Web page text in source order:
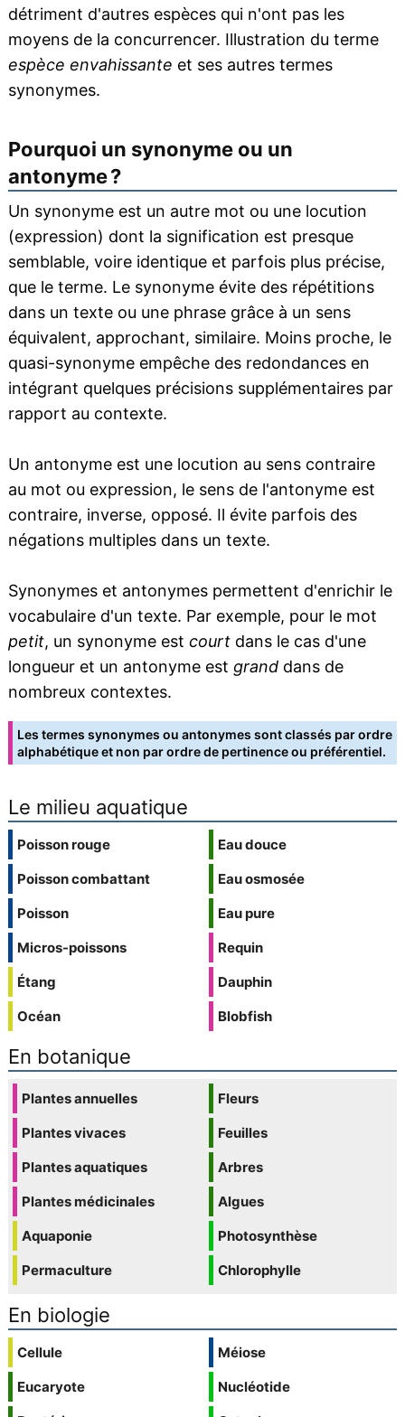
détriment d'autres espèces qui n'ont pas les
moyens de la concurrencer. Illustration du terme
espèce envahissante et ses autres termes
synonymes.
Pourquoi un synonyme ou un
antonyme ?
Un synonyme est un autre mot ou une locution
(expression) dont la signification est presque
semblable, voire identique et parfois plus précise,
que le terme. Le synonyme évite des répétitions
dans un texte ou une phrase grâce à un sens
équivalent, approchant, similaire. Moins proche, le
quasi-synonyme empêche des redondances en
intégrant quelques précisions supplémentaires par
rapport au contexte.
Un antonyme est une locution au sens contraire
au mot ou expression, le sens de l'antonyme est
contraire, inverse, opposé. Il évite parfois des
négations multiples dans un texte.
Synonymes et antonymes permettent d'enrichir le
vocabulaire d'un texte. Par exemple, pour le mot
petit, un synonyme est courtdans le cas d'une
longueur et un antonyme est granddans de
nombreux contextes.
Les termes synonymes ou antonymes sont classés par ordre
alphabétique et non par ordre de pertinence ou préférentiel.
Le milieu aquatique
Poisson rouge
Poisson combattant
Poisson
Micros-poissons
Étang
Océan
Eau douce
Eau osmosée
Eau pure
Requin
Dauphin
Blobfish
En botanique
Plantes annuelles
Plantes vivaces
Plantes aquatiques
Plantes médicinales
Aquaponie
Permaculture
Fleurs
Feuilles
Arbres
Algues
Photosynthèse
Chlorophylle
En biologie
Cellule
Eucaryote
Méiose
Nucléotide